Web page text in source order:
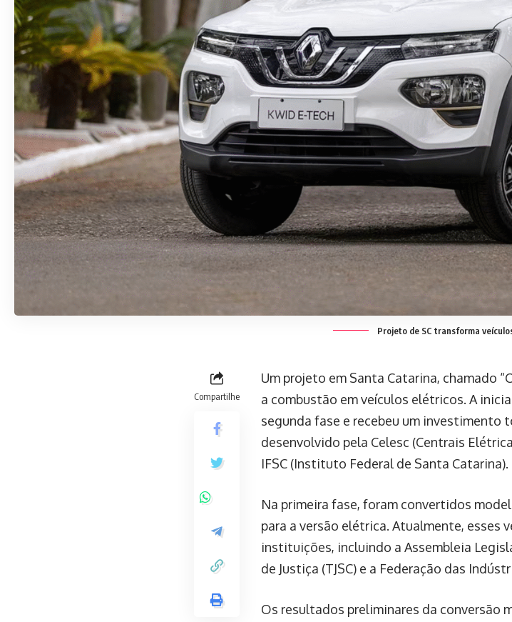
Projeto de SC transforma
Compartilhe
Um projeto em Santa Catarina, chamado
a combustão em veículos elétricos. A
segunda fase e recebeu um investimento
desenvolvido pela Celesc (Centrais
IFSC (Instituto Federal de Santa Catarina).
Na primeira fase, foram convertidos
para a versão elétrica. Atualmente, esses
instituições, incluindo a Assembleia
de Justiça (TJSC) e a Federação das
Os resultados preliminares da conversão